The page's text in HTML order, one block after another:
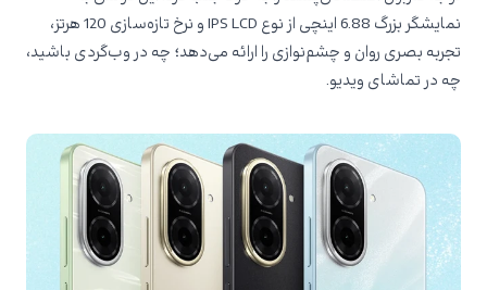
نمایشگر بزرگ 6.88 اینچی از نوع IPS LCD و نرخ تازه‌سازی 120 هرتز،
تجربه بصری روان و چشم‌نوازی را ارائه می‌دهد؛ چه در وب‌گردی باشید،
چه در تماشای ویدیو.